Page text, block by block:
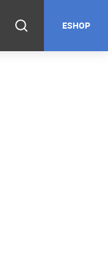
ESHOP